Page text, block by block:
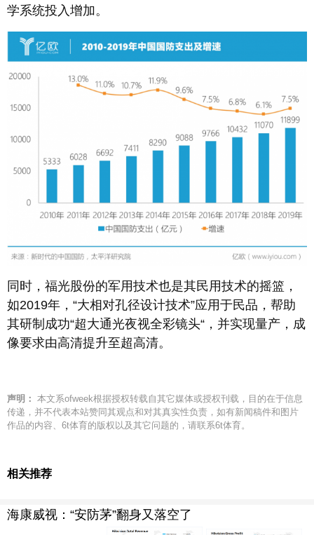
学系统投入增加。
同时，福光股份的军用技术也是其民用技术的摇篮，
如2019年，“大相对孔径设计技术”应用于民品，帮助
其研制成功“超大通光夜视全彩镜头“，并实现量产，成
像要求由高清提升至超高清。
声明： 本文系ofweek根据授权转载自其它媒体或授权刊载，目的在于信息
传递，并不代表本站赞同其观点和对其真实性负责，如有新闻稿件和图片
作品的内容、6t体育的版权以及其它问题的，请联系6t体育。
相关推荐
海康威视：“安防茅”翻身又落空了